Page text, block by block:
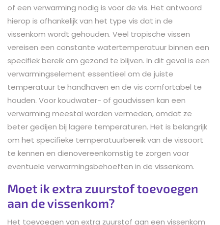
of een verwarming nodig is voor de vis. Het antwoord
hierop is afhankelijk van het type vis dat in de
vissenkom wordt gehouden. Veel tropische vissen
vereisen een constante watertemperatuur binnen een
specifiek bereik om gezond te blijven. In dit geval is een
verwarmingselement essentieel om de juiste
temperatuur te handhaven en de vis comfortabel te
houden. Voor koudwater- of goudvissen kan een
verwarming meestal worden vermeden, omdat ze
beter gedijen bij lagere temperaturen. Het is belangrijk
om het specifieke temperatuurbereik van de vissoort
te kennen en dienovereenkomstig te zorgen voor
eventuele verwarmingsbehoeften in de vissenkom.
Moet ik extra zuurstof toevoegen
aan de vissenkom?
Het toevoegen van extra zuurstof aan een vissenkom